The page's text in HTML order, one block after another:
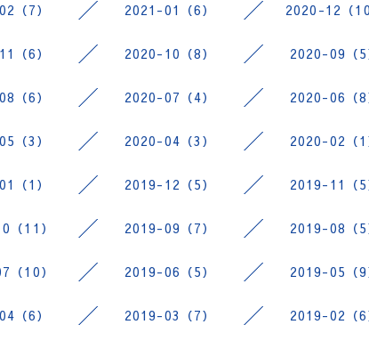
（7） 2021-01（6） 2020-12（10
（6） 2020-10（8） 2020-09（5
（6） 2020-07（4） 2020-06（8
（3） 2020-04（3） 2020-02（1
（1） 2019-12（5） 2019-11（5
（11） 2019-09（7） 2019-08（5
（10） 2019-06（5） 2019-05（9
（6） 2019-03（7） 2019-02（6